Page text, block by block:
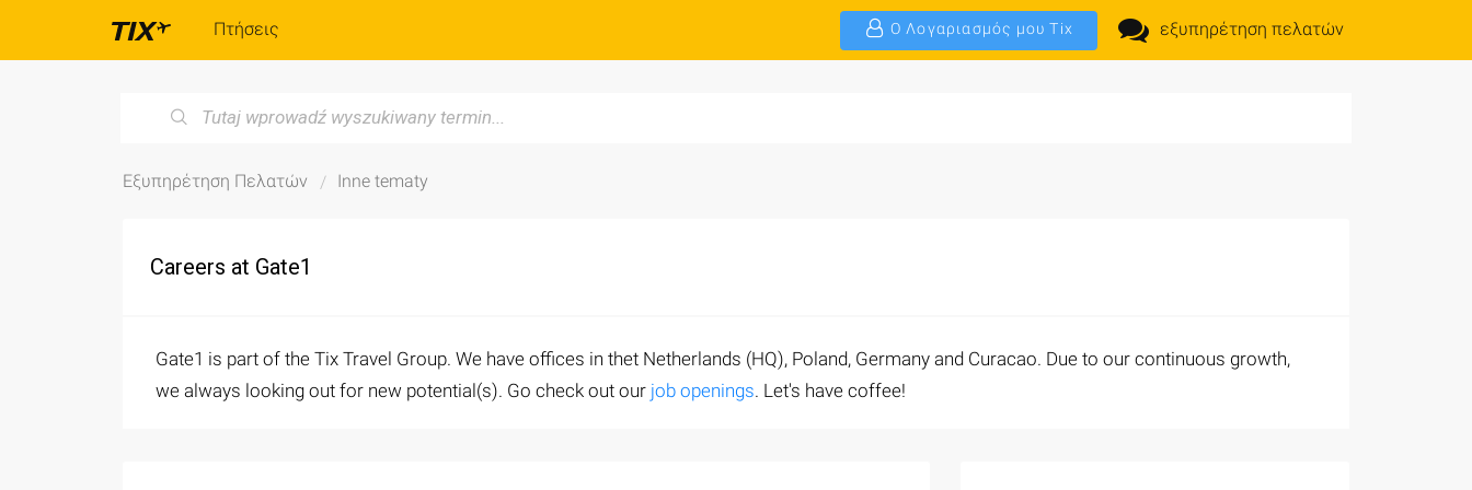
Πτήσεις Ο Λογαριασμός μου Tix εξυπηρέτηση πελατών
Εξυπηρέτηση Πελατών Inne tematy
Careers at Gate1
Gate1 is part of the Tix Travel Group. We have offices in thet Netherlands (HQ), Poland, Germany and Curacao. Due to our continuous growth,
we always looking out for new potential(s). Go check out our job openings. Let's have coffee!